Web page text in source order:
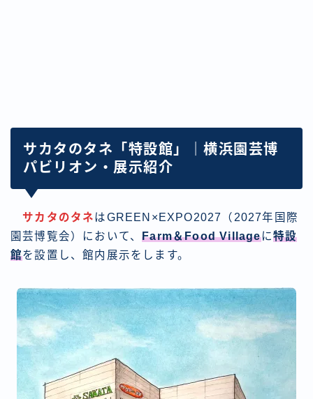
サカタのタネ「特設館」｜横浜園芸博
パビリオン・展示紹介
サカタのタネはGREEN×EXPO2027（2027年国際
園芸博覧会）において、Farm＆Food Villageに特設
館を設置し、館内展示をします。